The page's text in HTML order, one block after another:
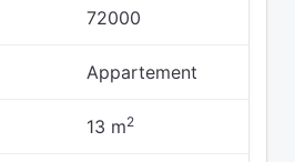
72000
Appartement
13 m2